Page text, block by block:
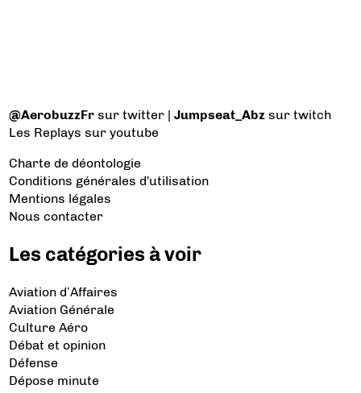
@AerobuzzFr sur twitter |Jumpseat_Abz sur twitch
Les Replays sur youtube
Charte de déontologie
Conditions générales d'utilisation
Mentions légales
Nous contacter
Les catégories à voir
Aviation d’Affaires
Aviation Générale
Culture Aéro
Débat et opinion
Défense
Dépose minute